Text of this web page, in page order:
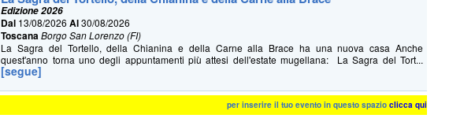
Edizione 2026
Dal 13/08/2026Al30/08/2026
ToscanaBorgo San Lorenzo (FI)
La Sagra del Tortello, della Chianina e della Carne alla Brace ha una nuova casa Anche
quest'anno torna uno degli appuntamenti più attesi dell'estate mugellana: La Sagra del Tort...
[segue]
per inserire il tuo evento in questo spazio clicca qui